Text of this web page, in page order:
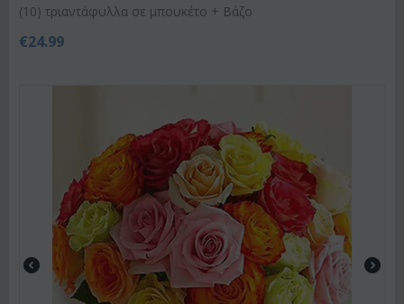
(10) τριαντάφυλλα σε μπουκέτο + Βάζο
€24.99